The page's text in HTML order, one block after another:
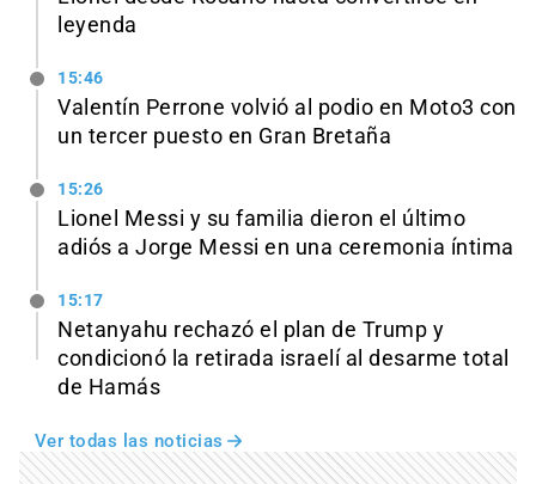
leyenda
15:46
Valentín Perrone volvió al podio en Moto3 con
un tercer puesto en Gran Bretaña
15:26
Lionel Messi y su familia dieron el último
adiós a Jorge Messi en una ceremonia íntima
15:17
Netanyahu rechazó el plan de Trump y
condicionó la retirada israelí al desarme total
de Hamás
Ver todas las noticias